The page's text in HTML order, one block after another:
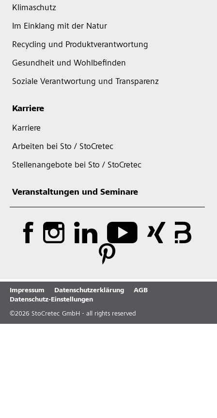
Klimaschutz
Im Einklang mit der Natur
Recycling und Produktverantwortung
Gesundheit und Wohlbefinden
Soziale Verantwortung und Transparenz
Karriere
Karriere
Arbeiten bei Sto / StoCretec
Stellenangebote bei Sto / StoCretec
Veranstaltungen und Seminare
Impressum Datenschutzerklärung
AGB
Datenschutz-Einstellungen
©2026 StoCretec GmbH - all rights reserved